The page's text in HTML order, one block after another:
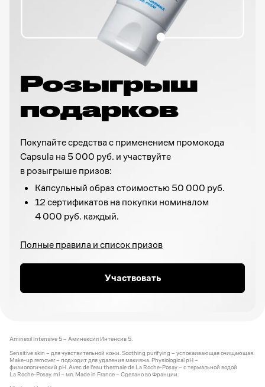
Розыгрыш
подарков
Покупайте средства с применением промокода
Capsula на 5 000 руб. и участвуйте
в розыгрыше призов:
Капсульный образ стоимостью 50 000 руб.
12 сертификатов на покупки номиналом
4 000 руб. каждый.
Полные правила и список призов
Участвовать
Aminexil Intensive 5 – Аминексил Интенсив 5.
Sensitive skin – для чувствительной кожи. Soothing purifying – успокаивающая очищающая.
Make-up remover – подходит для удаления макияжа. Physiological pH –
физиологический рН. Avec de l'eau thermale de La Roche-Posay – с термальной водой
La Roche-Posay. ml – мл. Made in France – Сделано во Франции.